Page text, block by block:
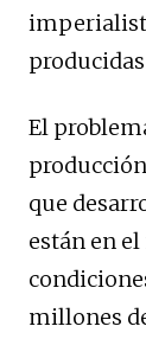
El
que
están en
millones